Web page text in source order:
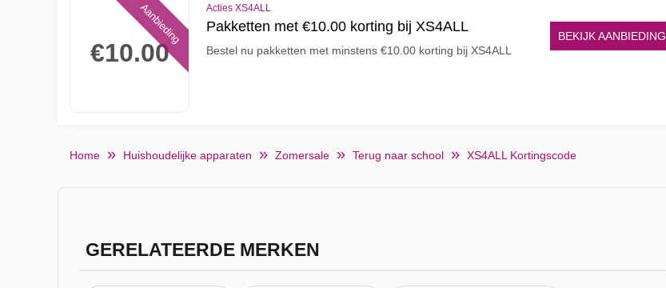
€10.00
Aanbieding Acties XS4ALL
Pakketten met €10.00 korting bij XS4ALL
Bestel nu pakketten met minstens €10.00 korting bij XS4ALL
BEKIJK AANBIEDING
Home Huishoudelijke apparaten Zomersale Terug naar school XS4ALL Kortingscode
GERELATEERDE MERKEN